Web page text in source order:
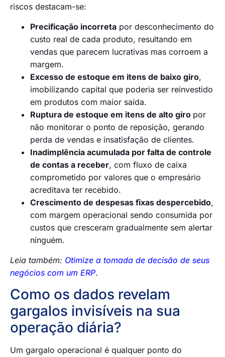
riscos destacam-se:
Precificação incorreta por desconhecimento do
custo real de cada produto, resultando em
vendas que parecem lucrativas mas corroem a
margem.
Excesso de estoque em itens de baixo giro,
imobilizando capital que poderia ser reinvestido
em produtos com maior saída.
Ruptura de estoque em itens de alto giro por
não monitorar o ponto de reposição, gerando
perda de vendas e insatisfação de clientes.
Inadimplência acumulada por falta de controle
de contas a receber, com fluxo de caixa
comprometido por valores que o empresário
acreditava ter recebido.
Crescimento de despesas fixas despercebido,
com margem operacional sendo consumida por
custos que cresceram gradualmente sem alertar
ninguém.
Leia também: Otimize a tomada de decisão de seus
negócios com um ERP.
Como os dados revelam
gargalos invisíveis na sua
operação diária?
Um gargalo operacional é qualquer ponto do